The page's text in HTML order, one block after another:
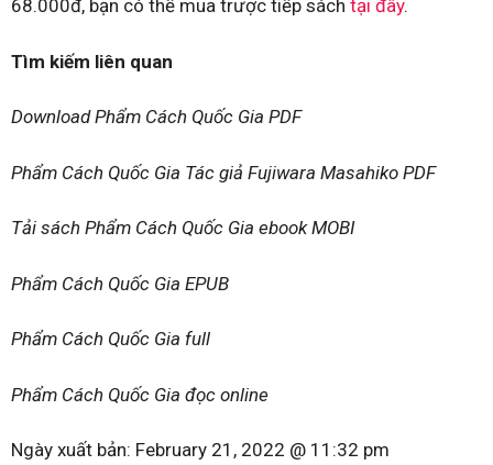
68.000đ, bạn có thể mua trược tiếp sách tại đây.
Tìm kiếm liên quan
Download Phẩm Cách Quốc Gia PDF
Phẩm Cách Quốc Gia Tác giả Fujiwara Masahiko PDF
Tải sách Phẩm Cách Quốc Gia ebook MOBI
Phẩm Cách Quốc Gia EPUB
Phẩm Cách Quốc Gia full
Phẩm Cách Quốc Gia đọc online
Ngày xuất bản: February 21, 2022 @ 11:32 pm